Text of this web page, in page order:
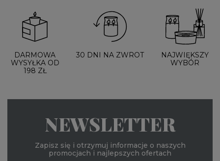
DARMOWA
WYSYŁKA OD
198 ZŁ
30 DNI NA ZWROT
NAJWIĘKSZY
WYBÓR
NEWSLETTER
Zapisz się i otrzymuj informacje o naszych
promocjach i najlepszych ofertach